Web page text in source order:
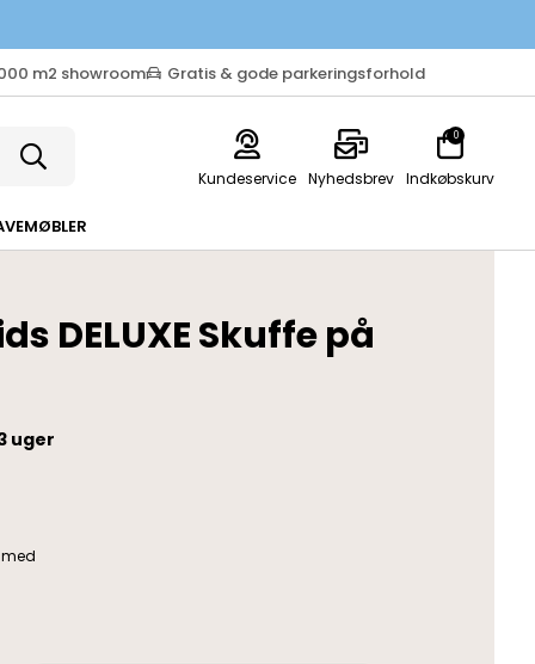
m2 showroom Gratis & gode parkeringsforhold
Kundeservice Nyhedsbrev Indkøbskurv
0
DELUXE Skuffe på
uger